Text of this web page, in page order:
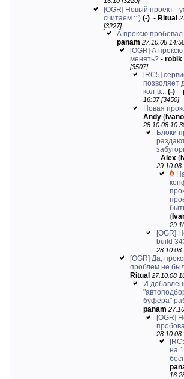
[OGR] Новый проект -
считаем :*) (-) - Ritual
[3227]
А проксю
panam 27.10.08
[OGR] А
менять? - robik
[3507]
[RC5]
позволяет
кол-в... (-) -
16:37 [3450]
Новая
Andy (
28.10.08
Блоки
- Alex (
29.10.08
(
[OGR]
build
28.10.08
[OGR] Да,
проблем не
Ritual 27.10.08
И
буфера"
panam
[OGR]
28.10.08
на